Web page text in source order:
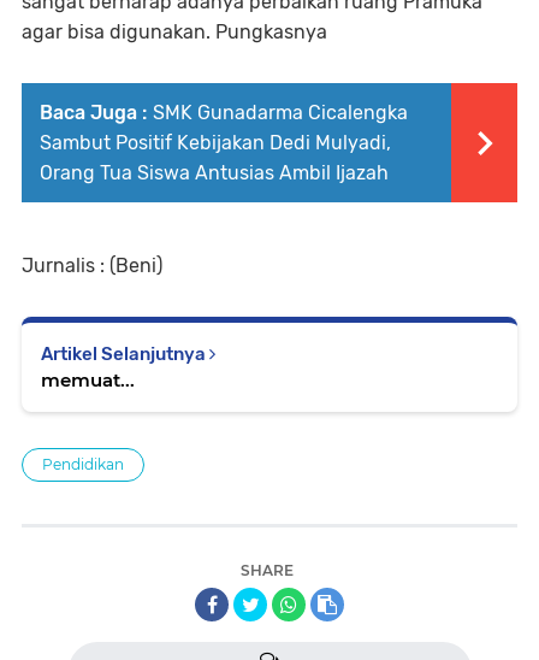
agar bisa digunakan. Pungkasnya
Baca Juga : SMK Gunadarma Cicalengka
Sambut Positif Kebijakan Dedi Mulyadi,
Orang Tua Siswa Antusias Ambil Ijazah
Jurnalis : (Beni)
Artikel Selanjutnya
memuat...
Pendidikan
SHARE